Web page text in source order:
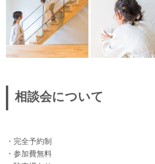
相談会について
・完全予約制
・参加費無料